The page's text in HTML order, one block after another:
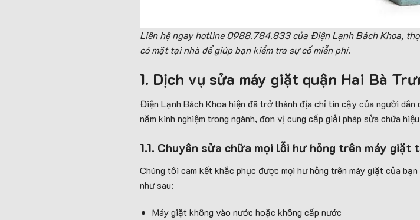
Liên hệ ngay hotline 0988.784.833 của Điện Lạnh Bách Khoa,
có mặt tại nhà đểgiúp bạn kiểm tra sự cố miễn phí.
1. Dịch vụ sửa máy giặt quận Hai Bà
Điện Lạnh Bách Khoa hiện đã trở thành địa chỉ tin cậy của người dân
năm kinh nghiệm trong ngành, đơn vị cung cấp giải pháp sửa chữa
1.1. Chuyên sửa chữa mọi lỗi hư hỏng trên máy giặt
Chúng tôi cam kết khắc phục được mọi hư hỏng trên máy giặt của
như sau:
Máy giặt không vào nước hoặc không cấp nước